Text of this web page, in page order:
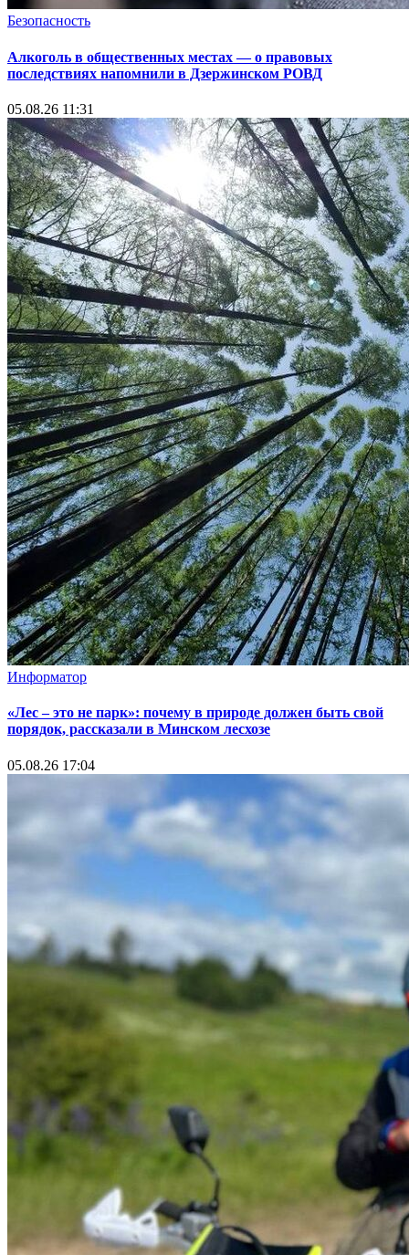
Безопасность
Алкоголь в общественных местах — о правовых
последствиях напомнили в Дзержинском РОВД
05.08.26 11:31
Информатор
«Лес – это не парк»: почему в природе должен быть свой
порядок, рассказали в Минском лесхозе
05.08.26 17:04